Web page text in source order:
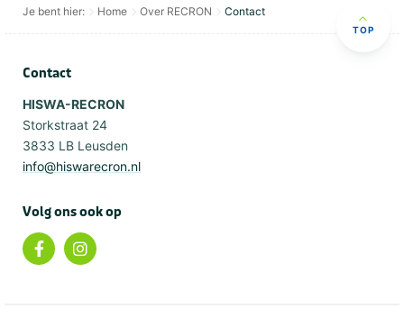
Je bent hier: Home Over RECRON Contact
TOP
Contact
HISWA-RECRON
Storkstraat 24
3833 LB Leusden
info@hiswarecron.nl
Volg ons ook op